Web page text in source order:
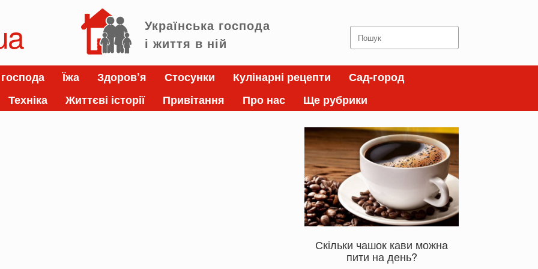
Українська господа
і життя в ній
Search
for:
Їжа Здоров’я Стосунки Кулінарні рецепти
Сад-город
Техніка Життєві історії Привітання Про нас Ще рубрики
Скільки чашок кави можна
пити на день?